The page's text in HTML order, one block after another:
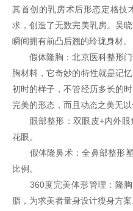
其首创的乳房术后形态定格技
求，创造了无数完美乳房。吴
瞬间拥有前凸后翘的玲珑身材。
假体隆胸：北京医科整形门
胸材料，它奇妙的特性就是记
初时的样子，不管经历多长的
完美的形态，而且动态之美无以
眼部整形 ：双眼皮+内外眼
花眼。
假体隆鼻术：全鼻部整形塑
比例。
360度完美体形管理：隆胸
脂，为求美者量身设计瘦身方案